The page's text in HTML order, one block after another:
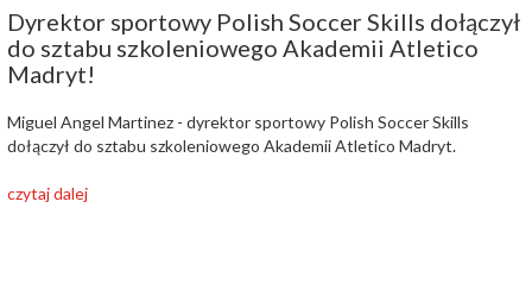
Dyrektor sportowy Polish Soccer Skills dołączył
do sztabu szkoleniowego Akademii Atletico
Madryt!
Miguel Angel Martinez - dyrektor sportowy Polish Soccer Skills
dołączył do sztabu szkoleniowego Akademii Atletico Madryt.
czytaj dalej